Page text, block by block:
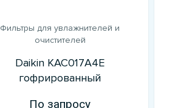
Фильтры для увлажнителей и
очистителей
Daikin KAC017A4E
гофрированный
По запросу